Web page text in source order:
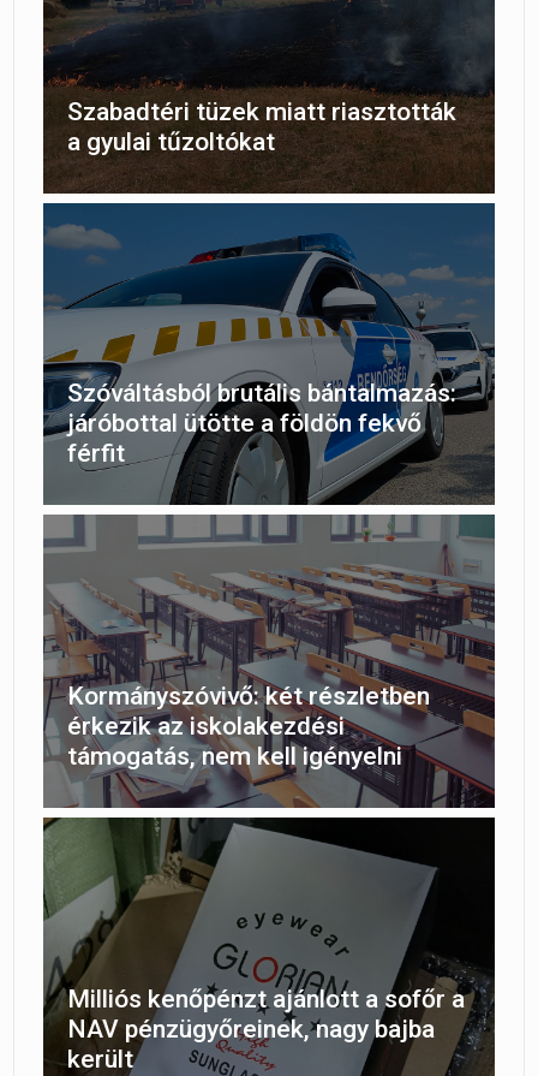
Szabadtéri tüzek miatt riasztották
a gyulai tűzoltókat
Szóváltásból brutális bántalmazás:
járóbottal ütötte a földön fekvő
férfit
Kormányszóvivő: két részletben
érkezik az iskolakezdési
támogatás, nem kell igényelni
Milliós kenőpénzt ajánlott a sofőr a
NAV pénzügyőreinek, nagy bajba
került